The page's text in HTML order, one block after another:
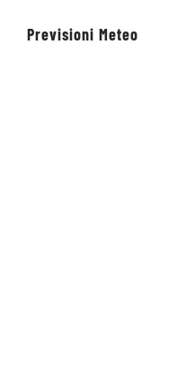
Previsioni Meteo